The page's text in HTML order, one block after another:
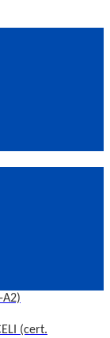
(cert.